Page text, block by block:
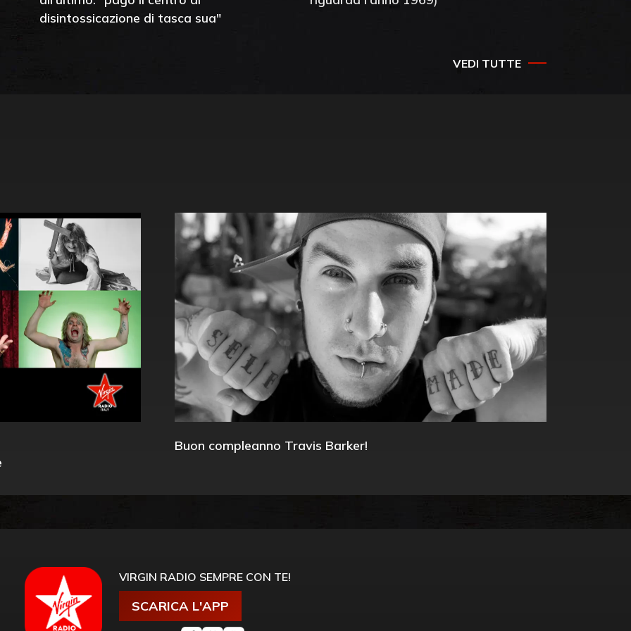
disintossicazione di tasca sua"
VEDI TUTTE
Buon compleanno Travis Barker!
VIRGIN RADIO SEMPRE CON TE!
SCARICA L'APP